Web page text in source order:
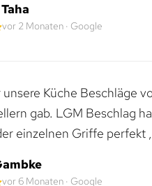
vor 2 Monaten · Google
Küche Beschläge
gab. LGM Beschlag
einzelnen Griffe perfekt
vor 6 Monaten · Google